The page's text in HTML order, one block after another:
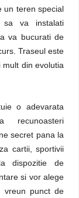
un teren special
sa va instalati
va bucurati de
Traseul este
din evolutia
o adevarata
recunoasteri
secret pana la
cartii, sportivii
dispozitie de
si vor alege
vreun punct de